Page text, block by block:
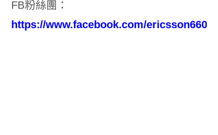
FB粉絲團：
https://www.facebook.com/